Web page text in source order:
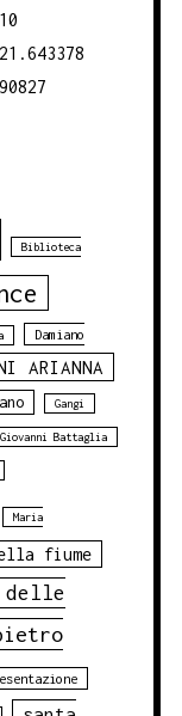
Biblioteca
Damiano
ARIANNA
Gangi
Giovanni Battaglia
Maria
fiume
delle